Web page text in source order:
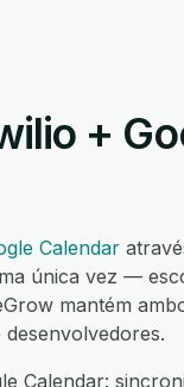
+
Calendar
única vez —
mantém
Calendar: